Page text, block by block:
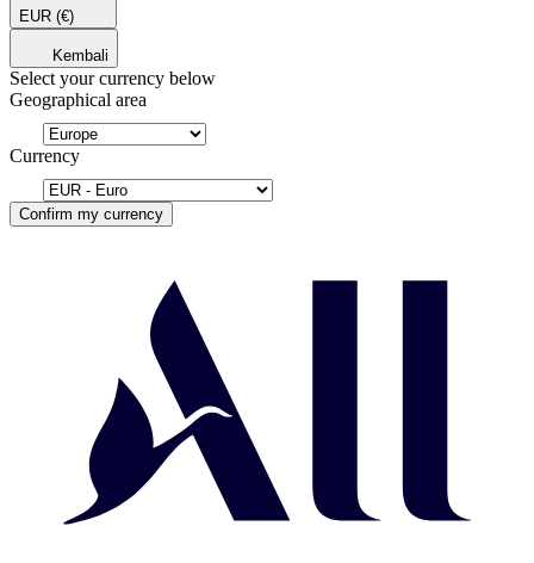
EUR (€)
Kembali
Select your currency below
Geographical area
Currency
Confirm my currency